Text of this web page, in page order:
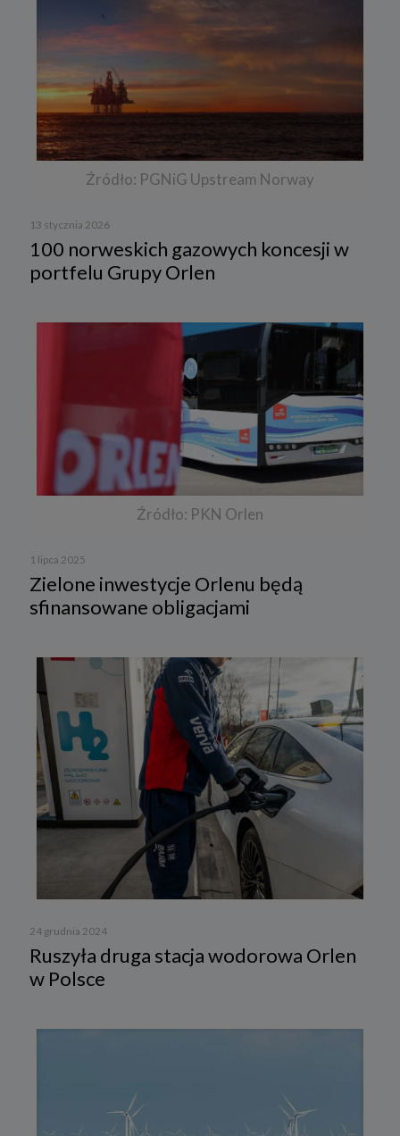
Źródło: PGNiG Upstream Norway
13 stycznia 2026
100 norweskich gazowych koncesji w
portfelu Grupy Orlen
Źródło: PKN Orlen
1 lipca 2025
Zielone inwestycje Orlenu będą
sfinansowane obligacjami
24 grudnia 2024
Ruszyła druga stacja wodorowa Orlen
w Polsce